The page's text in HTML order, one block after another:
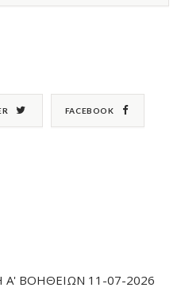
FACEBOOK
ΒΟΗΘΕΙΩΝ 11-07-2026